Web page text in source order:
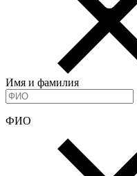
Имя и фамилия
ФИО